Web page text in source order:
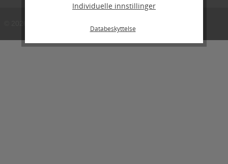
Individuelle innstillinger
Databeskyttelse